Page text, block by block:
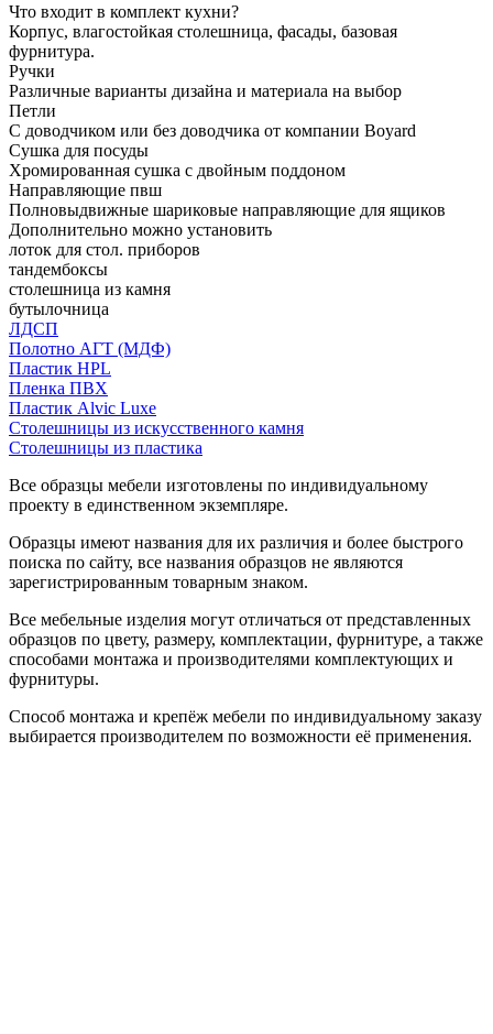
Что входит в комплект кухни?
Корпус, влагостойкая столешница, фасады, базовая
фурнитура.
Ручки
Различные варианты дизайна и материала на выбор
Петли
С доводчиком или без доводчика от компании Boyard
Сушка для посуды
Хромированная сушка с двойным поддоном
Направляющие пвш
Полновыдвижные шариковые направляющие для ящиков
Дополнительно можно установить
лоток для стол. приборов
тандембоксы
столешница из камня
бутылочница
ЛДСП
Полотно АГТ (МДФ)
Пластик HPL
Пленка ПВХ
Пластик Alvic Luxe
Столешницы из искусственного камня
Столешницы из пластика
Все образцы мебели изготовлены по индивидуальному
проекту в единственном экземпляре.
Образцы имеют названия для их различия и более быстрого
поиска по сайту, все названия образцов не являются
зарегистрированным товарным знаком.
Все мебельные изделия могут отличаться от представленных
образцов по цвету, размеру, комплектации, фурнитуре, а также
способами монтажа и производителями комплектующих и
фурнитуры.
Способ монтажа и крепёж мебели по индивидуальному заказу
выбирается производителем по возможности её применения.